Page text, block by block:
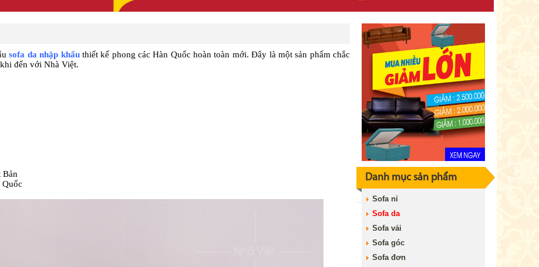
sofa da nhập khẩuthiết kế phong các Hàn Quốc hoàn toàn mới. Đây là một sản phẩm chắc
đến với Nhà Việt.
Bản
Quốc
Danh mục sản phẩm
Sofa nỉ
Sofa da
Sofa vải
Sofa góc
Sofa đơn